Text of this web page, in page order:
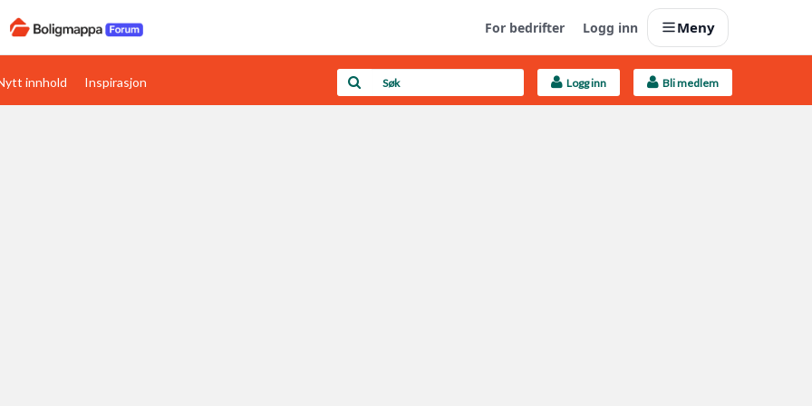
For bedrifter Logg inn Meny
Boligens papirer Last opp selv
innhold Inspirasjon Logg inn Bli medlem